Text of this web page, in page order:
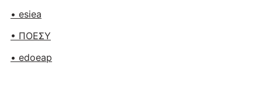
• esiea
• ΠΟΕΣΥ
• edoeap